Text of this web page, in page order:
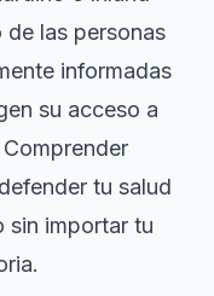
las personas
informadas
su acceso a
tu salud
sin importar tu